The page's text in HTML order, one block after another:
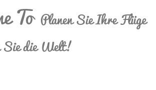
To Planen Sie Ihre Flüge
Sie die Welt!